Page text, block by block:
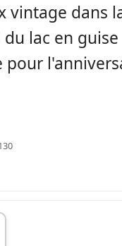
vintage dans
lac en guise
pour